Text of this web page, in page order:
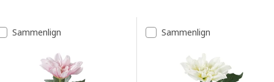
Resultatliste
Sammenlign Sammenlign